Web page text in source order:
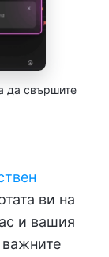
да свършите
ви на
и вашия